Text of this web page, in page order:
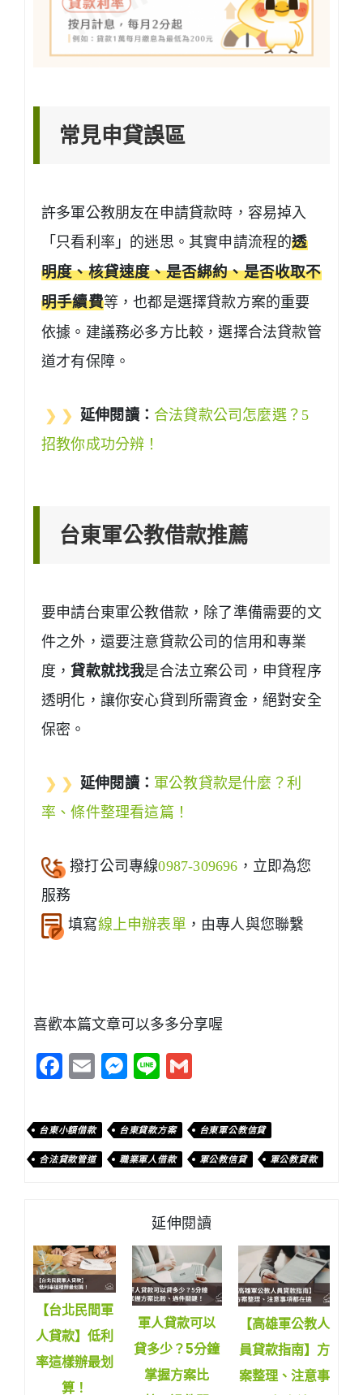
常見申貸誤區
許多軍公教朋友在申請貸款時，容易掉入
「只看利率」的迷思。其實申請流程的透
明度、核貸速度、是否綁約、是否收取不
明手續費等，也都是選擇貸款方案的重要
依據。建議務必多方比較，選擇合法貸款管
道才有保障。
❯ ❯ 延伸閱讀： 合法貸款公司怎麼選？5
招教你成功分辨！
台東軍公教借款推薦
要申請台東軍公教借款，除了準備需要的文
件之外，還要注意貸款公司的信用和專業
度，貸款就找我是合法立案公司，申貸程序
透明化，讓你安心貸到所需資金，絕對安全
保密。
❯ ❯ 延伸閱讀： 軍公教貸款是什麼？利
率、條件整理看這篇！
撥打公司專線0987-309696 ，立即為您
服務
填寫線上申辦表單 ，由專人與您聯繫
喜歡本篇文章可以多多分享喔
Facebook
EmailMessenger
Line
台東小額借款 台東貸款方案 台東軍公教信貸
合法貸款管道 職業軍人借款 軍公教信貸 軍公教貸款
延伸閱讀
【台北民間軍
人貸款】低利
率這樣辦最划
算！
軍人貸款可以
貸多少？5分鐘
掌握方案比
【高雄軍公教人
員貸款指南】方
案整理、注意事